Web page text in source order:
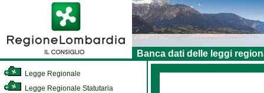
Banca dati delle leggi
Legge Regionale
Legge Regionale Statutaria